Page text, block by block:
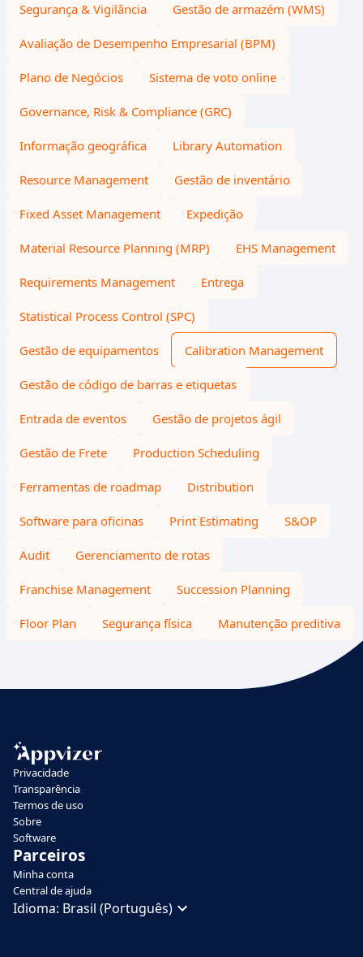
Segurança & Vigilância Gestão de armazém (WMS)
Avaliação de Desempenho Empresarial (BPM)
Plano de Negócios Sistema de voto online
Governance, Risk & Compliance (GRC)
Informação geográfica Library Automation
Resource Management Gestão de inventário
Fixed Asset Management Expedição
Material Resource Planning (MRP) EHS Management
Requirements Management Entrega
Statistical Process Control (SPC)
Gestão de equipamentos Calibration Management
Gestão de código de barras e etiquetas
Entrada de eventos Gestão de projetos ágil
Gestão de Frete Production Scheduling
Ferramentas de roadmap Distribution
Software para oficinas Print Estimating S&OP
Audit Gerenciamento de rotas
Franchise Management Succession Planning
Floor Plan Segurança física Manutenção preditiva
Privacidade
Transparência
Termos de uso
Sobre
Software
Parceiros
Minha conta
Central de ajuda
Idioma: Brasil (Português)